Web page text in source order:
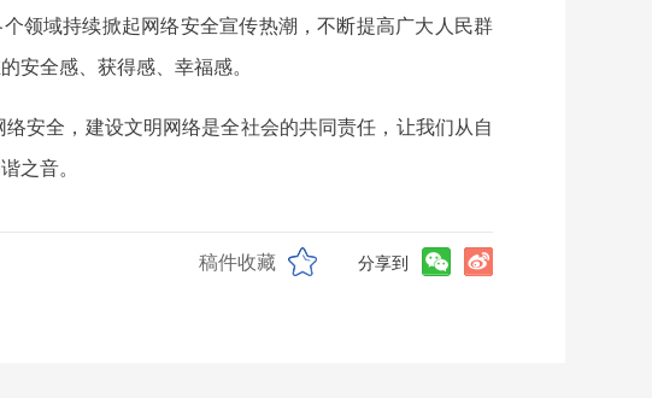
领域持续掀起网络安全宣传热潮，不断提高广大人民群
安全感、获得感、幸福感。
全，建设文明网络是全社会的共同责任，让我们从自
之音。
稿件收藏 分享到